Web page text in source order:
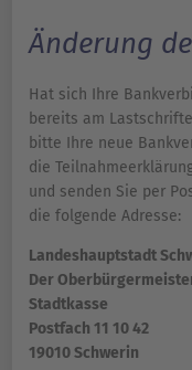
Änderung
Hat sich Ihre
bereits am
bitte Ihre neue
die
und senden Sie per
die folgende Adresse:
Landeshauptstadt
Der
Stadtkasse
Postfach 11 10 42
19010 Schwerin